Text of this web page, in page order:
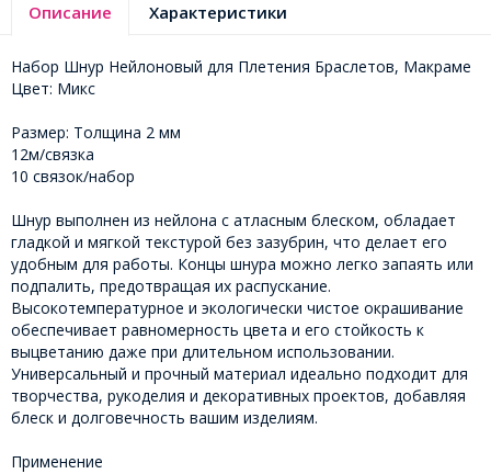
Описание Характеристики
Набор Шнур Нейлоновый для Плетения Браслетов, Макраме
Цвет: Микс
Размер: Толщина 2 мм
12м/связка
10 связок/набор
Шнур выполнен из нейлона с атласным блеском, обладает
гладкой и мягкой текстурой без зазубрин, что делает его
удобным для работы. Концы шнура можно легко запаять или
подпалить, предотвращая их распускание.
Высокотемпературное и экологически чистое окрашивание
обеспечивает равномерность цвета и его стойкость к
выцветанию даже при длительном использовании.
Универсальный и прочный материал идеально подходит для
творчества, рукоделия и декоративных проектов, добавляя
блеск и долговечность вашим изделиям.
Применение